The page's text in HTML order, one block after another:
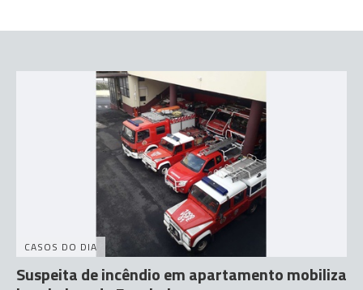
CASOS DO DIA
Suspeita de incêndio em apartamento mobiliza